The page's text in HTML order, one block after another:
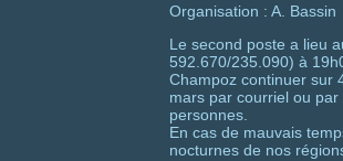
Organisation : A. Bassin
Le second poste a lieu
592.670/235.090) à
Champoz continuer sur
mars par courriel ou
personnes.
En cas de mauvais
nocturnes de nos